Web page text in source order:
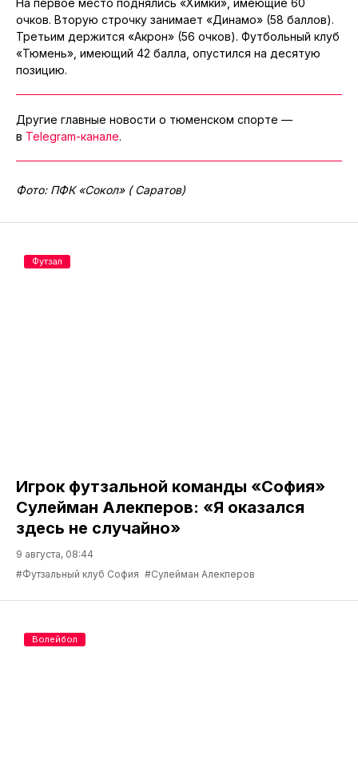
очков. Вторую строчку занимает «Динамо» (58 баллов).
Третьим держится «Акрон» (56 очков). Футбольный клуб
«Тюмень», имеющий 42 балла, опустился на десятую
позицию.
Другие главные новости о тюменском спорте —
в Telegram-канале.
Фото: ПФК «Сокол» ( Саратов)
Игрок футзальной команды «София»
Сулейман Алекперов: «Я оказался
здесь не случайно»
9 августа, 08:44
#Футзальный клуб София #Сулейман Алекперов
Футзал
Волейбол